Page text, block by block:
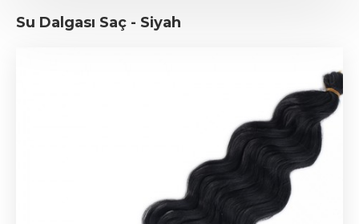
Su Dalgası Saç - Siyah